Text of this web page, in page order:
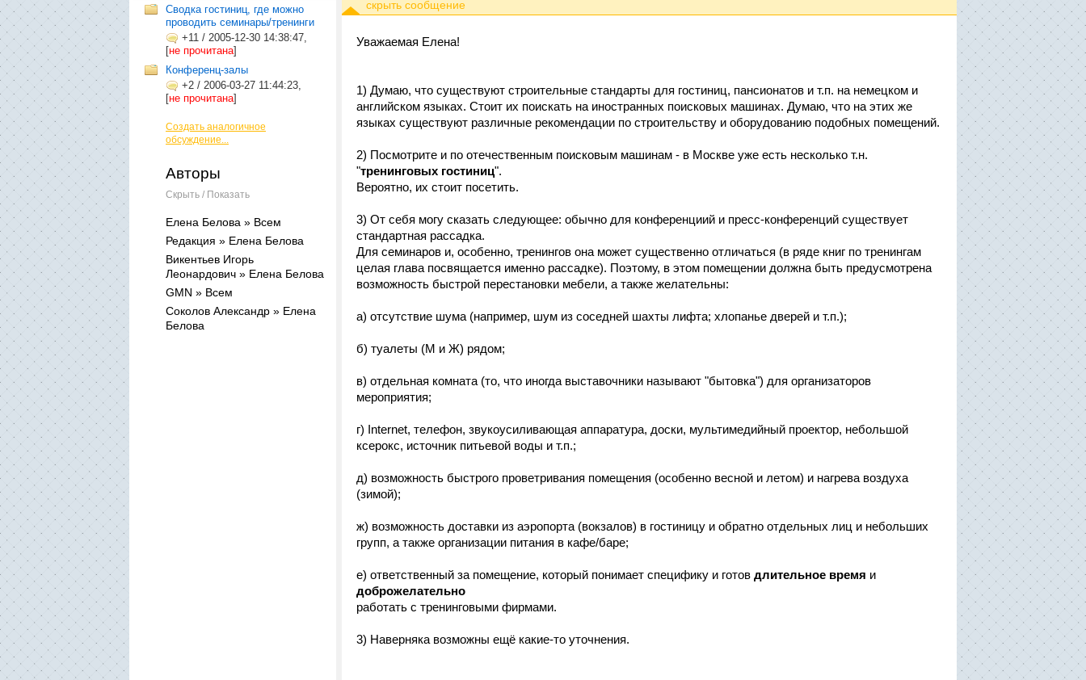
Сводка гостиниц, где можно
проводить семинары/тренинги
+11 / 2005-12-30 14:38:47,
[не прочитана]
Конференц-залы
+2 / 2006-03-27 11:44:23,
[не прочитана]
Создать аналогичное
обсуждение...
Авторы
Скрыть / Показать
Елена Белова » Всем
Редакция » Елена Белова
Викентьев Игорь
Леонардович » Елена Белова
GMN » Всем
Соколов Александр » Елена
Белова
Уважаемая Елена!
1) Думаю, что существуют строительные стандарты для гостиниц, пансионатов и т.п. на немецком и
английском языках. Стоит их поискать на иностранных поисковых машинах. Думаю, что на этих же
языках существуют различные рекомендации по строительству и оборудованию подобных помещений.
2) Посмотрите и по отечественным поисковым машинам - в Москве уже есть несколько т.н.
"тренинговых гостиниц".
Вероятно, их стоит посетить.
3) От себя могу сказать следующее: обычно для конференциий и пресс-конференций существует
стандартная рассадка.
Для семинаров и, особенно, тренингов она может существенно отличаться (в ряде книг по тренингам
целая глава посвящается именно рассадке). Поэтому, в этом помещении должна быть предусмотрена
возможность быстрой перестановки мебели, а также желательны:
а) отсутствие шума (например, шум из соседней шахты лифта; хлопанье дверей и т.п.);
б) туалеты (М и Ж) рядом;
в) отдельная комната (то, что иногда выставочники называют "бытовка") для организаторов
мероприятия;
г) Internet, телефон, звукоусиливающая аппаратура, доски, мультимедийный проектор, небольшой
ксерокс, источник питьевой воды и т.п.;
д) возможность быстрого проветривания помещения (особенно весной и летом) и нагрева воздуха
(зимой);
ж) возможность доставки из аэропорта (вокзалов) в гостиницу и обратно отдельных лиц и небольших
групп, а также организации питания в кафе/баре;
е) ответственный за помещение, который понимает специфику и готов длительное время и
доброжелательно
работать с тренинговыми фирмами.
3) Наверняка возможны ещё какие-то уточнения.